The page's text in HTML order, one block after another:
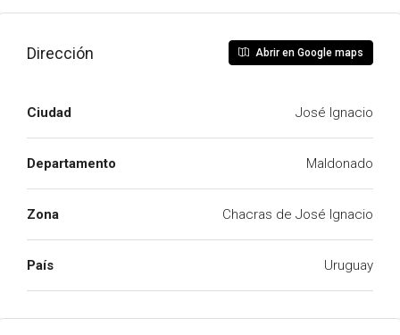
Dirección Abrir en Google maps
Ciudad José Ignacio
Departamento Maldonado
Zona Chacras de José Ignacio
País Uruguay